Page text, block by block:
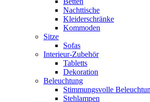
Nachttische
Kleiderschränke
Kommoden
Sitze
Sofas
Interieur-Zubehör
Tabletts
Dekoration
Beleuchtung
Stimmungsvolle
Stehlampen